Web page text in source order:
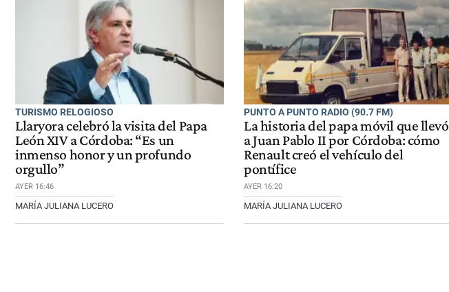
TURISMO RELOGIOSO
Llaryora celebró la visita del Papa
León XIV a Córdoba: “Es un
inmenso honor y un profundo
orgullo”
AYER 16:46
MARÍA JULIANA LUCERO
PUNTO A PUNTO RADIO (90.7 FM)
La historia del papa móvil que llevó
a Juan Pablo II por Córdoba: cómo
Renault creó el vehículo del
pontífice
AYER 16:20
MARÍA JULIANA LUCERO